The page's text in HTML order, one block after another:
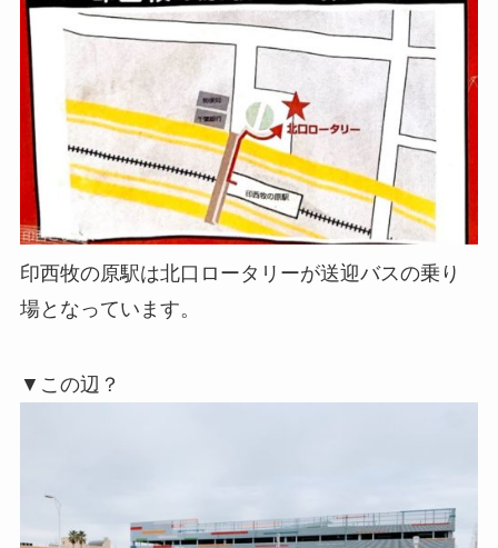
印西牧の原駅は北口ロータリーが送迎バスの乗り
場となっています。
▼この辺？